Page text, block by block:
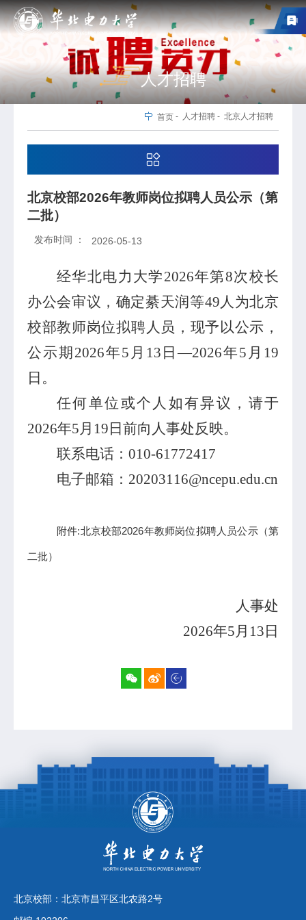
人才招聘
首页 - 人才招聘 - 北京人才招聘
北京校部2026年教师岗位拟聘人员公示（第
二批）
发布时间 ： 2026-05-13
经华北电力大学2026年第8次校长
办公会审议，确定綦天润等49 人为北京
校部教师岗位拟聘人员，现予以公示，
公示期 2026年5月 13 日—2026年5 月 19
日。
任何单位或个人如有异议，请于
2026年5 月 19 日前向人事处反映。
联系电话： 010-61772417
电子邮箱： 20203116@ncepu.edu.cn
附件:北京校部2026年教师岗位拟聘人员公示（第
二批）
人事处
2026年5 月 13 日
北京校部：北京市昌平区北农路2号